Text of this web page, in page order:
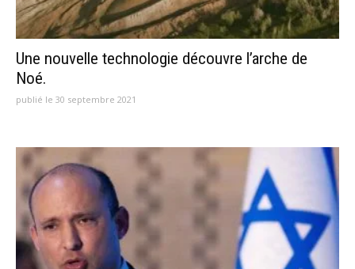
Une nouvelle technologie découvre l’arche de
Noé.
publié le 30 septembre 2021